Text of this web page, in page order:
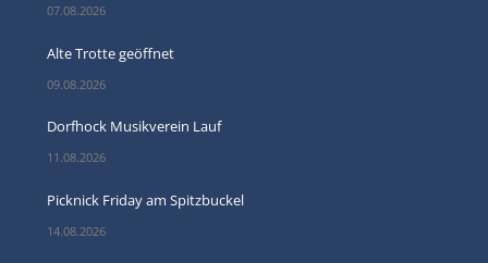
07.08.2026
Alte Trotte geöffnet
09.08.2026
Dorfhock Musikverein Lauf
11.08.2026
Picknick Friday am Spitzbuckel
14.08.2026